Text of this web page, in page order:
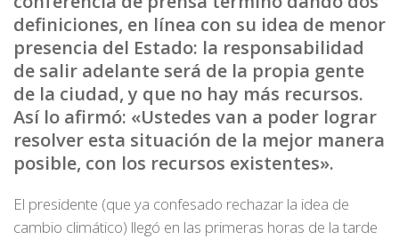
definiciones, en línea con su idea de menor
presencia del Estado: la responsabilidad
de salir adelante será de la propia gente
de la ciudad, y que no hay más recursos.
Así lo afirmó: «Ustedes van a poder lograr
resolver esta situación de la mejor manera
posible, con los recursos existentes».
El presidente (que ya confesado rechazar la idea de
cambio climático) llegó en las primeras horas de la tarde